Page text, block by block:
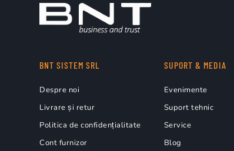
BNT SISTEM SRL
Despre noi
Livrare și retur
Politica de confidențialitate
Cont furnizor
SUPORT & MEDIA
Evenimente
Suport tehnic
Service
Blog